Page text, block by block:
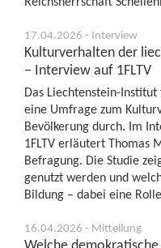
17.04.2026 - Interview
Kulturverhalten der
– Interview auf 1FLTV
Das Liechtenstein-
eine Umfrage zum
Bevölkerung durch. Im
1FLTV erläutert Thomas
Befragung. Die Studie
genutzt werden und
Bildung – dabei eine
16.04.2026 - Mitteilung